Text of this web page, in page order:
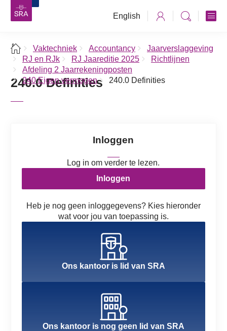
English
Vaktechniek Accountancy
Jaarverslaggeving
RJ en RJk
RJ Jaareditie 2025
Richtlijnen
Afdeling 2 Jaarrekeningposten
240 Eigen vermogen
240.0 Definities
240.0 Definities
Inloggen
Log in om verder te lezen.
Inloggen
Heb je nog geen inloggegevens? Kies hieronder
wat voor jou van toepassing is.
Ons kantoor is lid van SRA
Ons kantoor is nog geen lid van SRA